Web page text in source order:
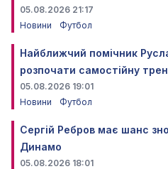
05.08.2026 21:17
Новини
Футбол
Найближчий помічник
розпочати самостійну
05.08.2026 19:01
Новини
Футбол
Сергій Ребров має шанс
Динамо
05.08.2026 18:01